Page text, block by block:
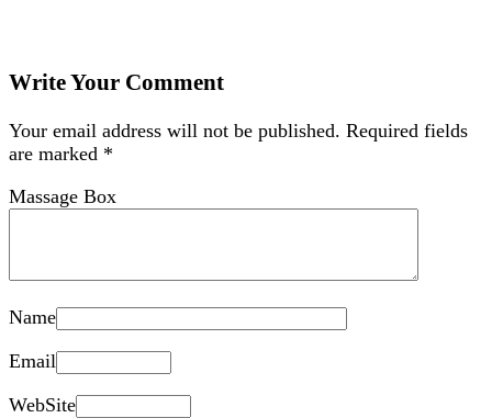
Write Your Comment
Your email address will not be published. Required fields
are marked *
Massage Box
Name
Email
WebSite